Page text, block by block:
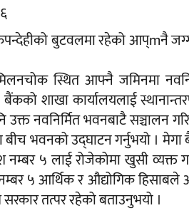
बुटवलमा रहेको आप्mनै
स्थित आफ्नै जमिनमा
बैंकको शाखा कार्यालयलाई
उक्त नवनिर्मित भवनबाटै सञ्चालन
भवनको उद्घाटन गर्नुभयो ।
नम्बर ५ लाई रोजेकोमा खुसी व्यक्त
५ आर्थिक र औद्योगिक
तत्पर रहेको बताउनुभयो ।